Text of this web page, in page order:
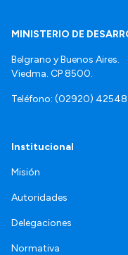
MINISTERIO DE
Belgrano y Buenos Aires.
Viedma. CP 8500.
Teléfono: (02920)
Institucional
Misión
Autoridades
Delegaciones
Normativa